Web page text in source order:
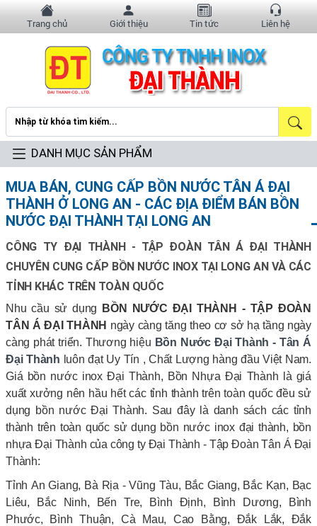
Trang chủ Giới thiệu Tin tức Liên hệ
DANH MỤC SẢN PHẨM
MUA BÁN, CUNG CẤP BỒN NƯỚC TÂN Á ĐẠI
THÀNH Ở LONG AN - CÁC ĐỊA ĐIỂM BÁN BỒN
NƯỚC ĐẠI THÀNH TẠI LONG AN
CÔNG TY ĐẠI THÀNH - TẬP ĐOÀN TÂN Á ĐẠI THÀNH
CHUYÊN CUNG CẤP BỒN NƯỚC INOX TẠI LONG AN VÀ CÁC
TỈNH KHÁC TRÊN TOÀN QUỐC
Nhu cầu sử dụng BỒN NƯỚC ĐẠI THÀNH - TẬP ĐOÀN
TÂN Á ĐẠI THÀNH ngày càng tăng theo cơ sở hạ tầng ngày
càng phát triển. Thương hiệu Bồn Nước Đại Thành - Tân Á
Đại Thành luôn đạt Uy Tín , Chất Lượng hàng đầu Việt Nam.
Giá bồn nước inox Đại Thành, Bồn Nhựa Đại Thành là giá
xuất xưởng nên hầu hết các tỉnh thành trên toàn quốc đều sử
dụng bồn nước Đại Thành. Sau đây là danh sách các tỉnh
thành trên toàn quốc sử dụng bồn nước inox đại thành, bồn
nhựa Đại Thành của công ty Đại Thành - Tập Đoàn Tân Á Đại
Thành:
Tỉnh An Giang, Bà Rịa - Vũng Tàu, Bắc Giang, Bắc Kạn, Bạc
Liêu, Bắc Ninh, Bến Tre, Bình Định, Bình Dương, Bình
Phước, Bình Thuận, Cà Mau, Cao Bằng, Đắk Lắk, Đắk